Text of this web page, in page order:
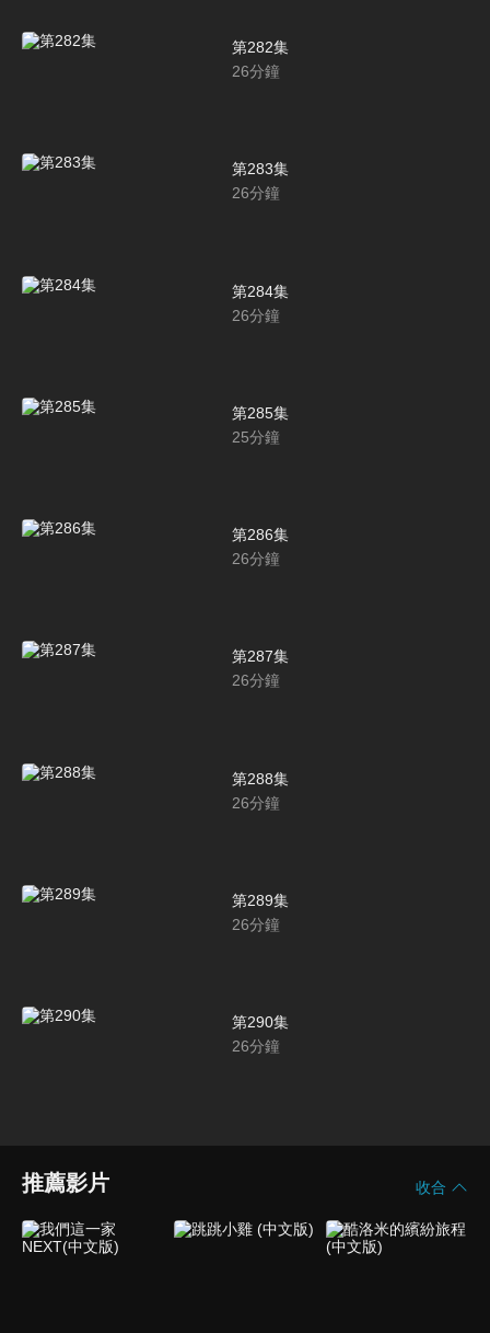
第282集
26分鐘
第283集
26分鐘
第284集
26分鐘
第285集
25分鐘
第286集
26分鐘
第287集
26分鐘
第288集
26分鐘
第289集
26分鐘
第290集
26分鐘
推薦影片 收合